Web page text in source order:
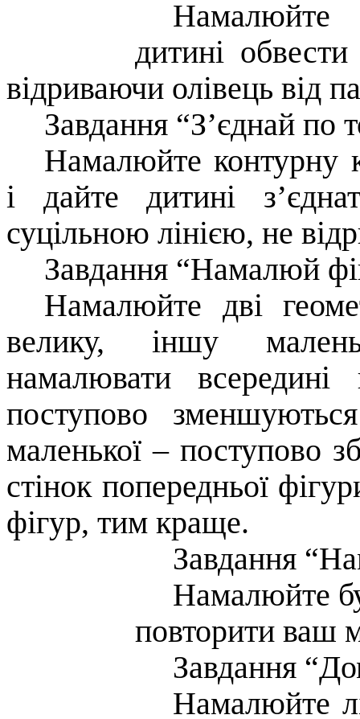
Намалюйте
дитині
відриваючи олівець від
Завдання “З’єднай по
Намалюйте контурну
і дайте дитині
суцільною лінією, не
Завдання “Намалюй
Намалюйте дві
велику, іншу
намалювати
поступово
маленької – поступово
стінок попередньої
фігур, тим краще.
Завдання
Намалюйте
повторити ваш
Завдання
Намалюйте